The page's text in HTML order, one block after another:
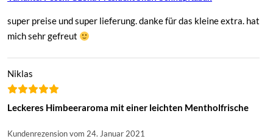
super preise und super lieferung. danke für das kleine extra. hat
mich sehr gefreut
Niklas
Leckeres Himbeeraroma mit einer leichten Mentholfrische
Kundenrezension vom 24. Januar 2021